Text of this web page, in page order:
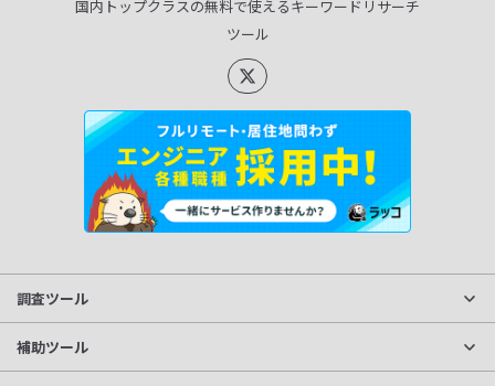
国内トップクラスの無料で使えるキーワードリサーチ
ツール
調査ツール
サイト分析
補助ツール